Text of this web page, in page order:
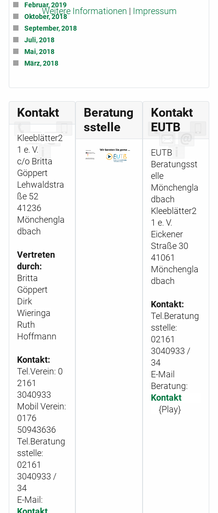
Februar, 2019
Oktober, 2018
September, 2018
Juli, 2018
Mai, 2018
März, 2018
Kontakt
Kleeblätter2
1 e. V.
c/o Britta
Göppert
Lehwaldstra
ße 52
41236
Mönchengla
dbach
Vertreten
durch:
Britta
Göppert
Dirk
Wieringa
Ruth
Hoffmann
Kontakt:
Tel.Verein: 0
2161
3040933
Mobil Verein:
0176
50943636
Tel.Beratung
sstelle:
02161
3040933 /
34
E-Mail:
Beratung
sstelle
Kontakt
EUTB
EUTB
Beratungsst
elle
Mönchengla
dbach
Kleeblätter2
1 e. V.
Eickener
Straße 30
41061
Mönchengla
dbach
Kontakt:
Tel.Beratung
sstelle:
02161
3040933 /
34
E-Mail
Beratung:
Kontakt
{Play}
Weitere Informationen | Impressum